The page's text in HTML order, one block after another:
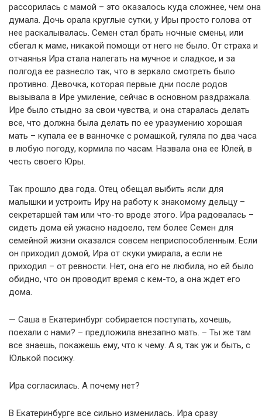
рассорилась с мамой – это оказалось куда сложнее, чем она
думала. Дочь орала круглые сутки, у Иры просто голова от
нее раскалывалась. Семен стал брать ночные смены, или
сбегал к маме, никакой помощи от него не было. От страха и
отчаянья Ира стала налегать на мучное и сладкое, и за
полгода ее разнесло так, что в зеркало смотреть было
противно. Девочка, которая первые дни после родов
вызывала в Ире умиление, сейчас в основном раздражала.
Ире было стыдно за свои чувства, и она старалась делать
все, что должна была делать по ее уразумению хорошая
мать – купала ее в ванночке с ромашкой, гуляла по два часа
в любую погоду, кормила по часам. Назвала она ее Юлей, в
честь своего Юры.
Так прошло два года. Отец обещал выбить ясли для
малышки и устроить Иру на работу к знакомому дельцу –
секретаршей там или что-то вроде этого. Ира радовалась –
сидеть дома ей ужасно надоело, тем более Семен для
семейной жизни оказался совсем неприспособленным. Если
он приходил домой, Ира от скуки умирала, а если не
приходил – от ревности. Нет, она его не любила, но ей было
обидно, что он проводит время с кем-то, а она ждет его
дома.
— Саша в Екатеринбург собирается поступать, хочешь,
поехали с нами? – предложила внезапно мать. – Ты же там
все знаешь, покажешь ему, что к чему. А я, так уж и быть, с
Юлькой посижу.
Ира согласилась. А почему нет?
В Екатеринбурге все сильно изменилась. Ира сразу